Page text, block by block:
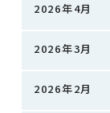
2026年4月
2026年3月
2026年2月